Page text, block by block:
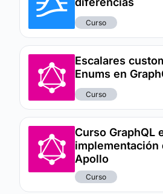
Curso
Escalares
Enums en
Curso
Curso GraphQL
implementación
Apollo
Curso